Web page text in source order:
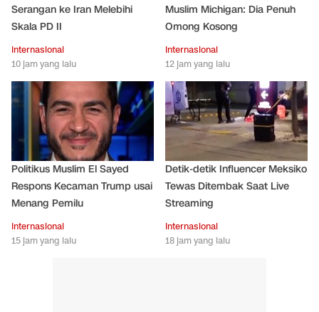
Serangan ke Iran Melebihi
Skala PD II
Internasional
10 jam yang lalu
Muslim Michigan: Dia Penuh
Omong Kosong
Internasional
12 jam yang lalu
Politikus Muslim El Sayed
Respons Kecaman Trump usai
Menang Pemilu
Internasional
15 jam yang lalu
Detik-detik Influencer Meksiko
Tewas Ditembak Saat Live
Streaming
Internasional
18 jam yang lalu